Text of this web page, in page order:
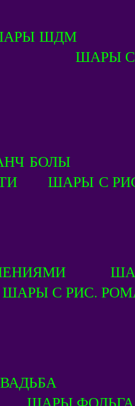
ШАРЫ
ШАРЫ
БОЛЫ
ШАРЫ С
С РИС.
ШАРЫ